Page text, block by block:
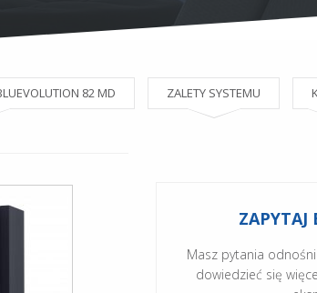
82 MD ZALETY SYSTEMU
ZAPYTAJ
Masz pytania
dowiedzieć się